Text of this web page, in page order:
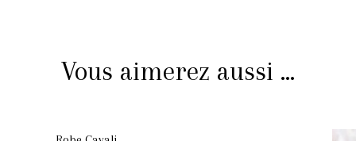
Vous aimerez aussi ...